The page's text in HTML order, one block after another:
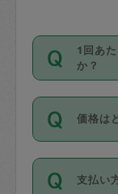
1回あ
か？
依頼1
超えて
利用く
の上事
価格は
11種
身が価
支払い